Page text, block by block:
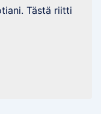
Tästä riitti